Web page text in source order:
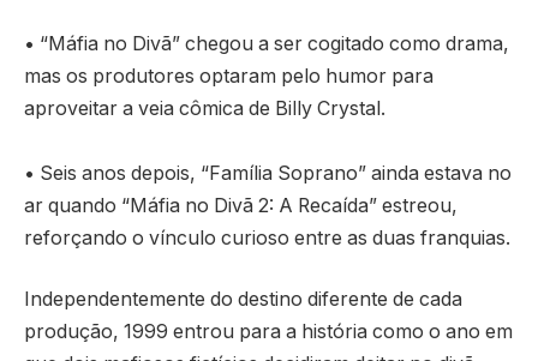
• “Máfia no Divã” chegou a ser cogitado como drama,
mas os produtores optaram pelo humor para
aproveitar a veia cômica de Billy Crystal.
• Seis anos depois, “Família Soprano” ainda estava no
ar quando “Máfia no Divã 2: A Recaída” estreou,
reforçando o vínculo curioso entre as duas franquias.
Independentemente do destino diferente de cada
produção, 1999 entrou para a história como o ano em